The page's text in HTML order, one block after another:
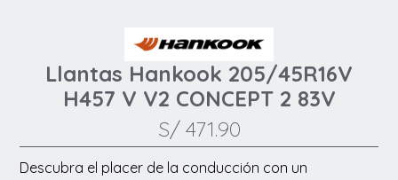
Llantas Hankook 205/45R16V
H457 V V2 CONCEPT 2 83V
S/471.90
Descubra el placer de la conducción con un